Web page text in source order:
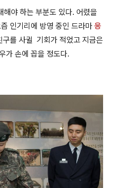
해야 하는 부분도 있다. 어렸을
인기리에 방영 중인 드라마 응
구를 사귈 기회가 적었고 지금은
가 손에 꼽을 정도다.